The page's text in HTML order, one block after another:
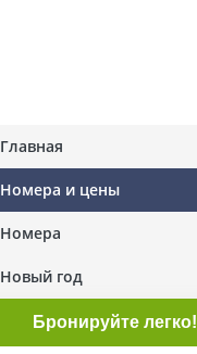
Главная
Номера и цены
Номера
Новый год
Бронируйте легко!